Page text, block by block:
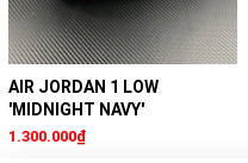
AIR JORDAN 1 LOW
'MIDNIGHT NAVY'
1.300.000₫